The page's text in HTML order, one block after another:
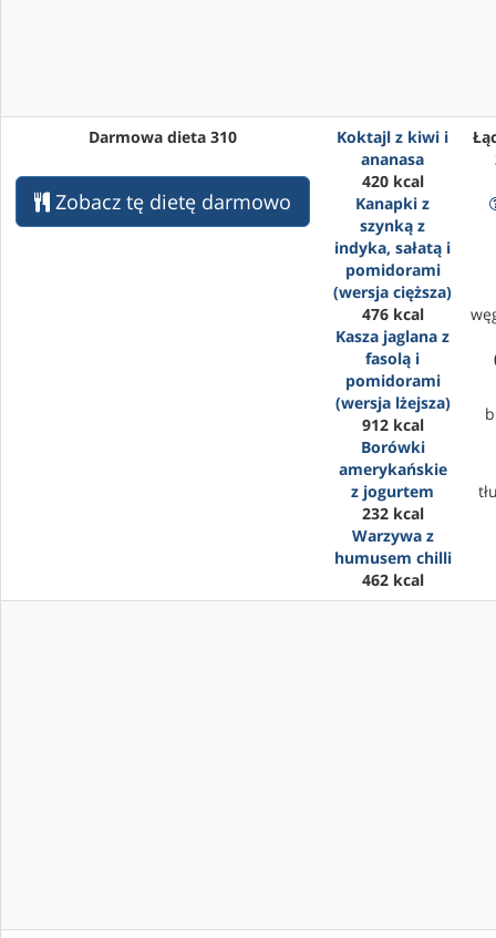
Darmowa dieta 310
Zobacz tę dietę darmowo
Koktajl z kiwi i
ananasa
420 kcal
Kanapki z
szynką z
indyka, sałatą i
pomidorami
(wersja cięższa)
476 kcal
Kasza jaglana z
fasolą i
pomidorami
(wersja lżejsza)
912 kcal
Borówki
amerykańskie
z jogurtem
232 kcal
Warzywa z
humusem chilli
462 kcal